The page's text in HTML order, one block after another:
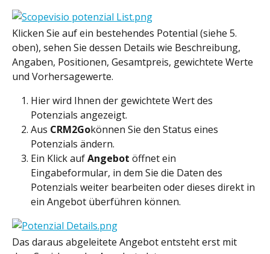
Klicken Sie auf ein bestehendes Potential (siehe 5.
oben), sehen Sie dessen Details wie Beschreibung,
Angaben, Positionen, Gesamtpreis, gewichtete Werte
und Vorhersagewerte.
Hier wird Ihnen der gewichtete Wert des
Potenzials angezeigt.
Aus CRM2Gokönnen Sie den Status eines
Potenzials ändern.
Ein Klick auf Angebot öffnet ein
Eingabeformular, in dem Sie die Daten des
Potenzials weiter bearbeiten oder dieses direkt in
ein Angebot überführen können.
Das daraus abgeleitete Angebot entsteht erst mit